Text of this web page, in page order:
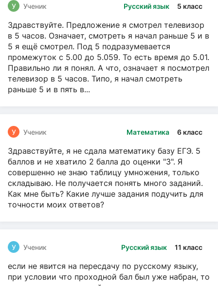
Русский язык 5 класс
У Ученик
Здравствуйте. Предложение я смотрел телевизор
в 5 часов. Означает, смотреть я начал раньше 5 и в
5 я ещё смотрел. Под 5 подразумевается
промежуток с 5.00 до 5.059. То есть время до 5.01.
Правильно ли я понял. А что, означает я посмотрел
телевизор в 5 часов. Типо, я начал смотреть
раньше 5 и в пять в...
Математика 6 класс
У Ученик
Здравствуйте, я не сдала математику базу ЕГЭ. 5
баллов и не хватило 2 балла до оценки "3". Я
совершенно не знаю таблицу умножения, только
складываю. Не получается понять много заданий.
Как мне быть? Какие лучше задания подучить для
точности моих ответов?
Русский язык 11 класс
У Ученик
если не явится на пересдачу по русскому языку,
при условии что проходной бал был уже набран, то